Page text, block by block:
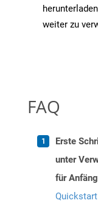
weiter zu
FAQ
Erste
unter
für
Quickstart